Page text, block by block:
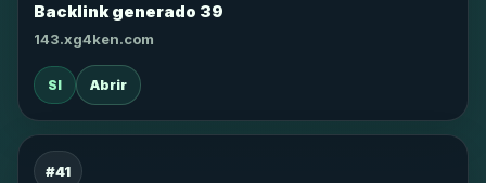
Backlink generado 39
143.xg4ken.com
SI Abrir
#41